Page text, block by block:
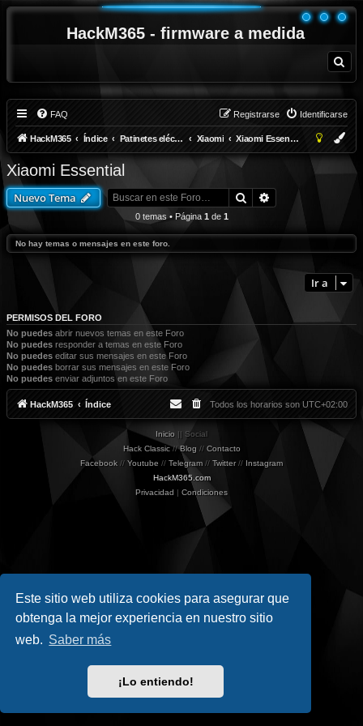
Este sitio web utiliza cookies para asegurar que
obtenga la mejor experiencia en nuestro sitio
web. Saber más
¡Lo entiendo!
HackM365 - firmware a medida
u
FAQ Identificarse
Registrarse
HackM365 Índice Patinetes eléctricos Xiaomi Xiaomi Essential
Xiaomi Essential
Nuevo Tema Buscar
0 temas • Página 1 de 1
No hay temas o mensajes en este foro.
Ir a
PERMISOS DEL FORO
No puedes abrir nuevos temas en este Foro
No puedes responder a temas en este Foro
No puedes editar sus mensajes en este Foro
No puedes borrar sus mensajes en este Foro
No puedes enviar adjuntos en este Foro
HackM365 Índice Todos los horarios son UTC+02:00
Inicio || Social
Hack Classic//Blog // Contacto
Facebook // Youtube // Telegram // Twitter// Instagram
HackM365.com
Privacidad | Condiciones